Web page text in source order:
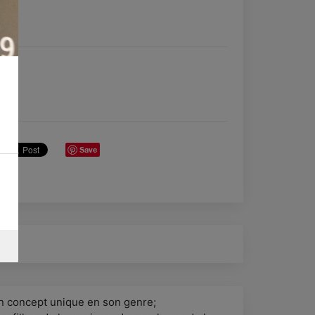
Save
concept unique en son genre;